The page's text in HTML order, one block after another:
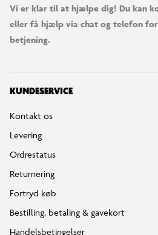
Vi er klar til at hjælpe dig! Du kan
eller få hjælp via chat og telefon
betjening.
KUNDESERVICE
Kontakt os
Levering
Ordrestatus
Returnering
Fortryd køb
Bestilling, betaling & gavekort
Handelsbetingelser